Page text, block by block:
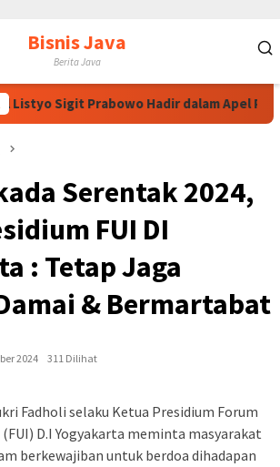
Bisnis Java
Berita Java
Sigit Prabowo Hadir dalam Apel
Serentak 2024,
FUI DI
: Tetap Jaga
& Bermartabat
2024
311 Dilihat
Fadholi selaku Ketua Presidium Forum
D.I Yogyakarta meminta masyarakat
berkewajiban untuk berdoa dihadapan